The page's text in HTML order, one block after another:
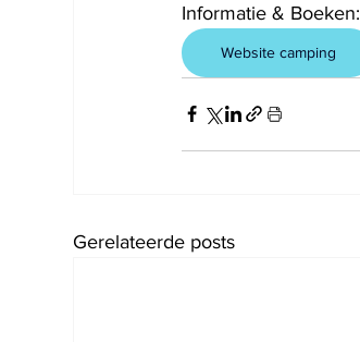
Informatie & Boeken:
Website camping
Gerelateerde posts